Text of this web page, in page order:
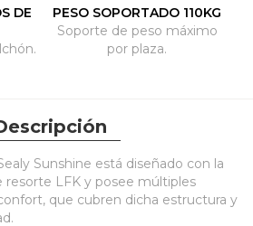
DE
PESO SOPORTADO 110KG
Soporte de peso máximo
por plaza.
Sunshine está diseñado con la
resorte LFK y posee múltiples
que cubren dicha estructura y